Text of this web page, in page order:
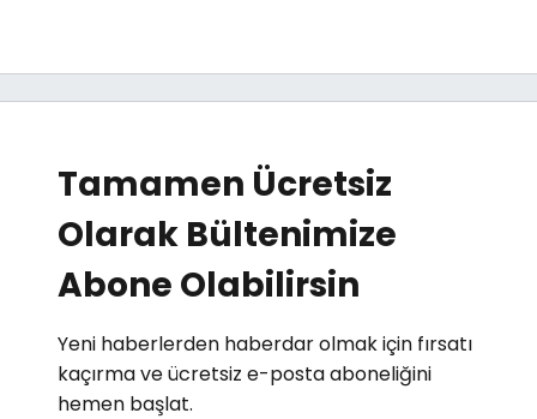
Tamamen Ücretsiz
Olarak Bültenimize
Abone Olabilirsin
Yeni haberlerden haberdar olmak için fırsatı
kaçırma ve ücretsiz e-posta aboneliğini
hemen başlat.